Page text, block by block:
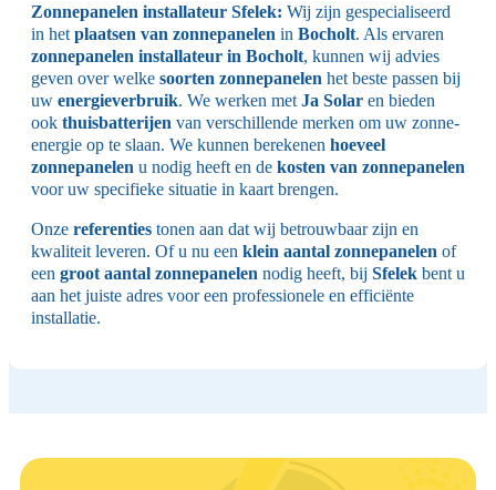
Zonnepanelen installateur Sfelek: Wij zijn gespecialiseerd
in hetplaatsen van zonnepanelen in Bocholt. Als ervaren
zonnepanelen installateur in Bocholt, kunnen wij advies
geven over welke soorten zonnepanelen het beste passen bij
uw energieverbruik. We werken metJa Solar en bieden
ook thuisbatterijen van verschillende merken om uw zonne-
energie op te slaan. We kunnen berekenen hoeveel
zonnepanelen u nodig heeft en de kosten van zonnepanelen
voor uw specifieke situatie in kaart brengen.
Onze referenties tonen aan dat wij betrouwbaar zijn en
kwaliteit leveren. Of u nu een klein aantal zonnepanelen of
een groot aantal zonnepanelen nodig heeft, bij Sfelek bent u
aan het juiste adres voor een professionele en efficiënte
installatie.